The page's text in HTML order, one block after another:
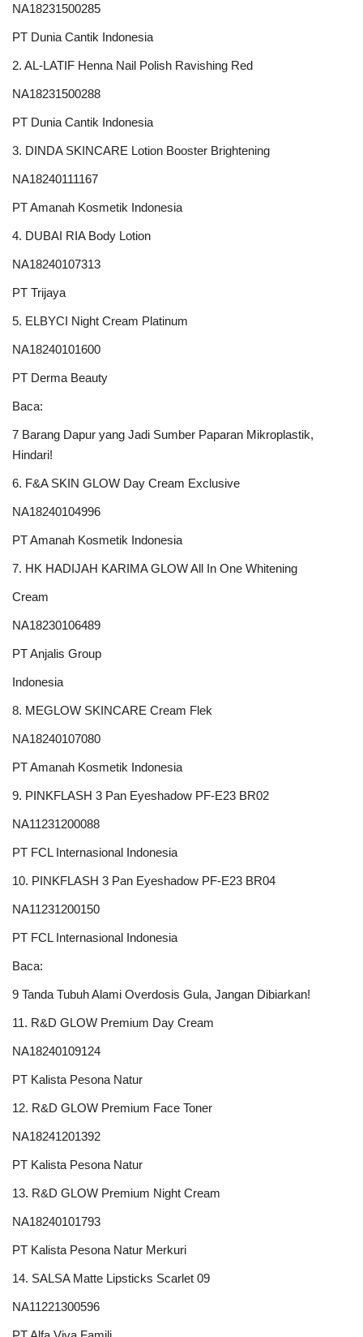
NA18231500285
PT Dunia Cantik Indonesia
2. AL-LATIF Henna Nail Polish Ravishing Red
NA18231500288
PT Dunia Cantik Indonesia
3. DINDA SKINCARE Lotion Booster Brightening
NA18240111167
PT Amanah Kosmetik Indonesia
4. DUBAI RIA Body Lotion
NA18240107313
PT Trijaya
5. ELBYCI Night Cream Platinum
NA18240101600
PT Derma Beauty
Baca:
7 Barang Dapur yang Jadi Sumber Paparan Mikroplastik,
Hindari!
6. F&A SKIN GLOW Day Cream Exclusive
NA18240104996
PT Amanah Kosmetik Indonesia
7. HK HADIJAH KARIMA GLOW All In One Whitening
Cream
NA18230106489
PT Anjalis Group
Indonesia
8. MEGLOW SKINCARE Cream Flek
NA18240107080
PT Amanah Kosmetik Indonesia
9. PINKFLASH 3 Pan Eyeshadow PF-E23 BR02
NA11231200088
PT FCL Internasional Indonesia
10. PINKFLASH 3 Pan Eyeshadow PF-E23 BR04
NA11231200150
PT FCL Internasional Indonesia
Baca:
9 Tanda Tubuh Alami Overdosis Gula, Jangan Dibiarkan!
11. R&D GLOW Premium Day Cream
NA18240109124
PT Kalista Pesona Natur
12. R&D GLOW Premium Face Toner
NA18241201392
PT Kalista Pesona Natur
13. R&D GLOW Premium Night Cream
NA18240101793
PT Kalista Pesona Natur Merkuri
14. SALSA Matte Lipsticks Scarlet 09
NA11221300596